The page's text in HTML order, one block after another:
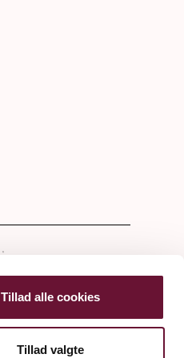
Tillad alle cookies
Tillad valgte